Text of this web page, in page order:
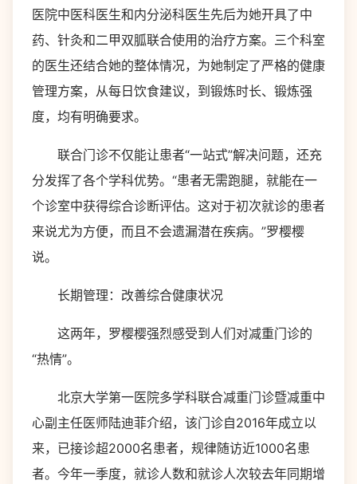
医院中医科医生和内分泌科医生先后为她开具了中
药、针灸和二甲双胍联合使用的治疗方案。三个科室
的医生还结合她的整体情况，为她制定了严格的健康
管理方案，从每日饮食建议，到锻炼时长、锻炼强
度，均有明确要求。
联合门诊不仅能让患者“一站式”解决问题，还充
分发挥了各个学科优势。“患者无需跑腿，就能在一
个诊室中获得综合诊断评估。这对于初次就诊的患者
来说尤为方便，而且不会遗漏潜在疾病。”罗樱樱
说。
长期管理：改善综合健康状况
这两年，罗樱樱强烈感受到人们对减重门诊的
“热情”。
北京大学第一医院多学科联合减重门诊暨减重中
心副主任医师陆迪菲介绍，该门诊自2016年成立以
来，已接诊超2000名患者，规律随访近1000名患
者。今年一季度，就诊人数和就诊人次较去年同期增